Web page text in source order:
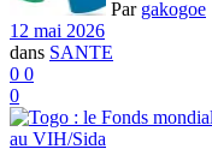
Par gakogoe
12 mai 2026
dans SANTE
0 0
0